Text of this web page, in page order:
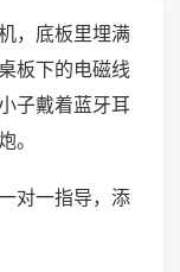
，底板里埋满
板下的电磁线
子戴着蓝牙耳
。
对一指导，添